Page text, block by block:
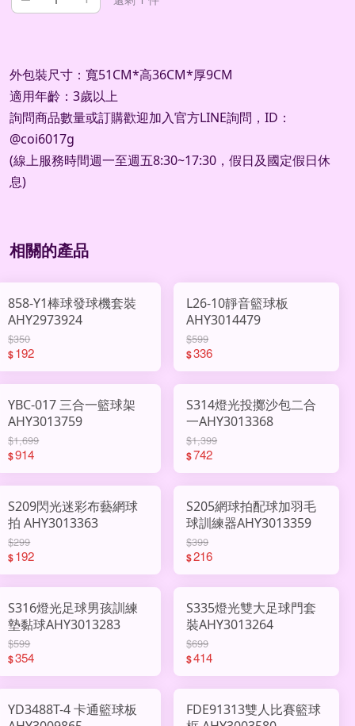
外包裝尺寸：寬51CM*高36CM*厚9CM
適用年齡：3歲以上
詢問商品數量或訂購歡迎加入官方LINE詢問， ID ：
@coi6017g
(線上服務時間週一至週五8:30~17:30 ，假日及國定假日休
息)
相關的產品
858-Y1棒球發球機套裝
AHY2973924
$350
$192
L26-10靜音籃球板
AHY3014479
$599
$336
YBC-017 三合一籃球架
AHY3013759
$1,699
$914
S314燈光投擲沙包二合
一AHY3013368
$1,399
$742
S209閃光迷彩布藝網球
拍 AHY3013363
$299
$192
S205網球拍配球加羽毛
球訓練器AHY3013359
$399
$216
S316燈光足球男孩訓練
墊黏球AHY3013283
$599
$354
S335燈光雙大足球門套
裝AHY3013264
$699
$414
YD3488T-4 卡通籃球板
FDE91313雙人比賽籃球